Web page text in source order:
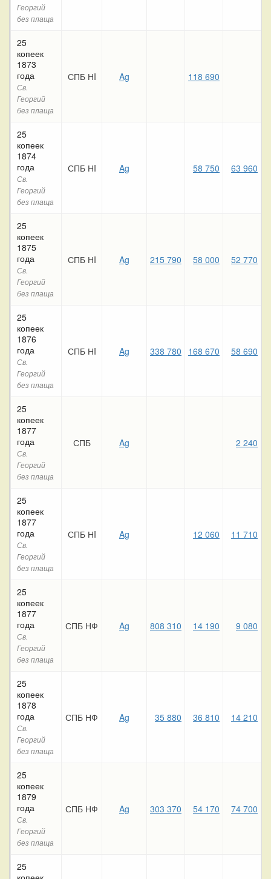
Георгий
без плаща
25
копеек
1873
года
Св.
Георгий
без плаща
СПБ НI Ag 118 690
25
копеек
1874
года
Св.
Георгий
без плаща
СПБ НI Ag 58 750 63 960
25
копеек
1875
года
Св.
Георгий
без плаща
СПБ НI Ag 215 790 58 000 52 770
25
копеек
1876
года
Св.
Георгий
без плаща
СПБ НI Ag 338 780 168 670 58 690
25
копеек
1877
года
Св.
Георгий
без плаща
СПБ Ag 2 240
25
копеек
1877
года
Св.
Георгий
без плаща
СПБ НI Ag 12 060 11 710
25
копеек
1877
года
Св.
Георгий
без плаща
СПБ НФ Ag 808 310 14 190 9 080
25
копеек
1878
года
Св.
Георгий
без плаща
СПБ НФ Ag 35 880 36 810 14 210
25
копеек
1879
года
Св.
Георгий
без плаща
СПБ НФ Ag 303 370 54 170 74 700
25